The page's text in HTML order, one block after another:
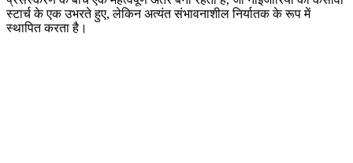
स्टार्च के एक उभरते हुए, लेकिन अत्यंत संभावनाशील निर्यातक के रूप में
स्थापित करता है।